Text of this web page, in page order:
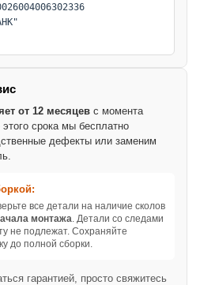
от 12 месяцев с момента
срока мы бесплатно
дефекты или заменим
все детали на наличие сколов
монтажа. Детали со следами
не подлежат. Сохраняйте
до полной сборки.
гарантией, просто свяжитесь